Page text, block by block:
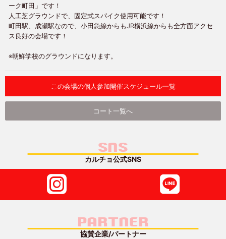
ーク町田」です！
人工芝グラウンドで、固定式スパイク使用可能です！
町田駅、成瀬駅なので、小田急線からもJR横浜線からも全方面アクセ
ス良好の会場です！
※朝鮮学校のグラウンドになります。
この会場の個人参加開催スケジュール一覧
コート一覧へ
SNS
カルチョ公式SNS
PARTNER
協賛企業/パートナー